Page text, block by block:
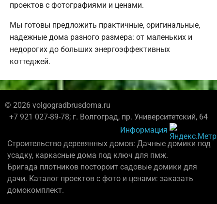
проектов с фотографиями и ценами.
Мы готовы предложить практичные, оригинальные,
надежные дома разного размера: от маленьких и
недорогих до больших энергоэффективных
коттеджей.
© 2026 volgogradbrusdoma.ru
+7 921 027-89-78; г. Волгоград, пр. Университетский, 64
Информация
Строительство деревянных домов: Дачные домики под
усадку, каркасные дома под ключ для пмж.
Бригада плотников постороит садовые домики для
дачи. Каталог проектов с фото и ценами: заказать
домокомплект.